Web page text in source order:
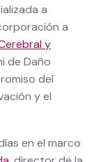
a
a
y
de Daño
del
y el
en el marco